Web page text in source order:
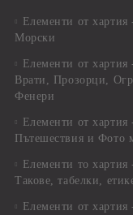
Елементи от хартия
Морски
Елементи от
Врати, Прозорци,
Фенери
Елементи от хартия
Пътешествия и Фото
Елементи то хартия
Такове, табелки,
Елементи от хартия